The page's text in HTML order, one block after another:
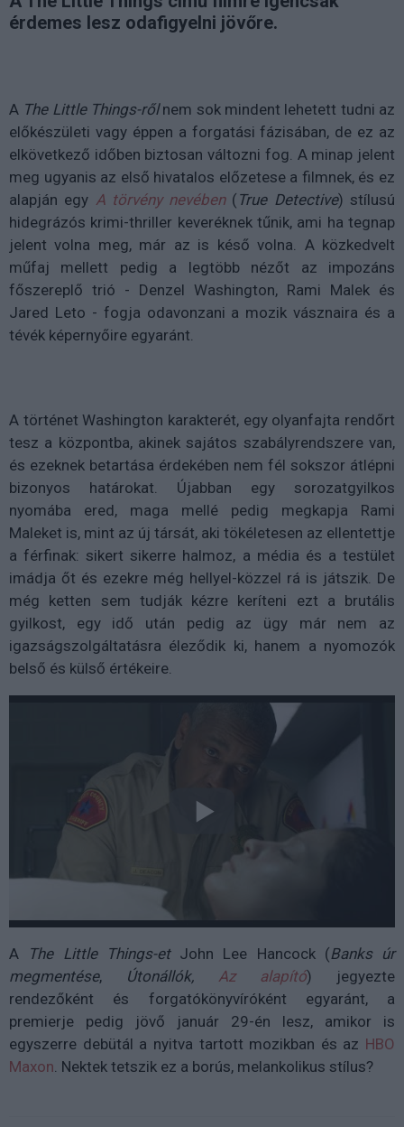
érdemes lesz odafigyelni jövőre.
A The Little Things-rőlnem sok mindent lehetett tudni az
előkészületi vagy éppen a forgatási fázisában, de ez az
elkövetkező időben biztosan változni fog. A minap jelent
meg ugyanis az első hivatalos előzetese a filmnek, és ez
alapján egy A törvény nevében( True Detective) stílusú
hidegrázós krimi-thriller keveréknek tűnik, ami ha tegnap
jelent volna meg, már az is késő volna. A közkedvelt
műfaj mellett pedig a legtöbb nézőt az impozáns
főszereplő trió - Denzel Washington, Rami Malek és
Jared Leto - fogja odavonzani a mozik vásznaira és a
tévék képernyőire egyaránt.
A történet Washington karakterét, egy olyanfajta rendőrt
tesz a központba, akinek sajátos szabályrendszere van,
és ezeknek betartása érdekében nem fél sokszor átlépni
bizonyos határokat. Újabban egy sorozatgyilkos
nyomába ered, maga mellé pedig megkapja Rami
Maleket is, mint az új társát, aki tökéletesen az ellentettje
a férfinak: sikert sikerre halmoz, a média és a testület
imádja őt és ezekre még hellyel-közzel rá is játszik. De
még ketten sem tudják kézre keríteni ezt a brutális
gyilkost, egy idő után pedig az ügy már nem az
igazságszolgáltatásra éleződik ki, hanem a nyomozók
belső és külső értékeire.
A The Little Things-etJohn Lee Hancock (Banks úr
megmentése, Útonállók, Az alapító) jegyezte
rendezőként és forgatókönyvíróként egyaránt, a
premierje pedig jövő január 29-én lesz, amikor is
egyszerre debütál a nyitva tartott mozikban és az HBO
Maxon . Nektek tetszik ez a borús, melankolikus stílus?